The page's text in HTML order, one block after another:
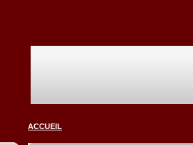
ACCUEIL